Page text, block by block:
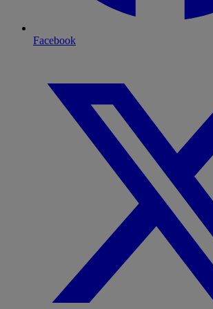
Facebook